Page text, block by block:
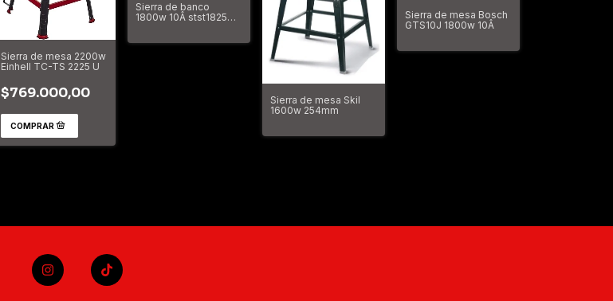
Sierra de mesa 2200w
Einhell TC-TS 2225 U
$769.000,00
Sierra de banco
1800w 10Â stst1825
Sierra de mesa Skil
1600w 254mm
Sierra de mesa Bosch
GTS10J 1800w 10Â